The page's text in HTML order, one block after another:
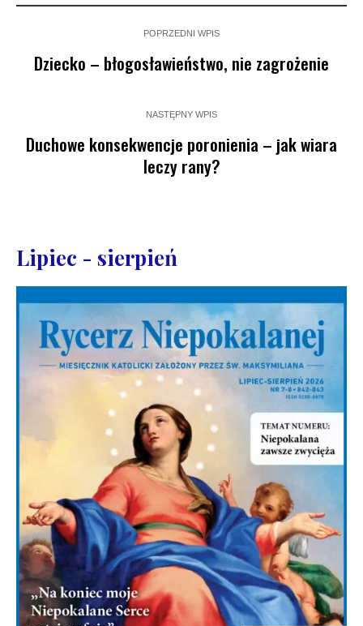
POPRZEDNI WPIS
Dziecko – błogosławieństwo, nie zagrożenie
NASTĘPNY WPIS
Duchowe konsekwencje poronienia – jak wiara
leczy rany?
Lipiec - sierpień